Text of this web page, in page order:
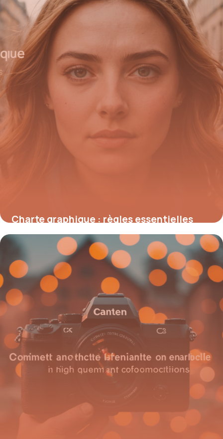
20 mai 2026
Charte graphique : règles essentielles
pour créer une identité visuelle cohérente